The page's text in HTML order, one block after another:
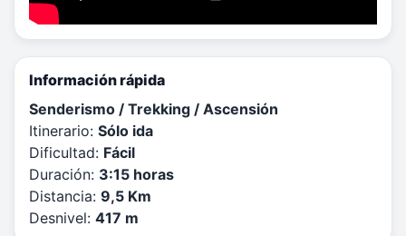
Información rápida
Senderismo / Trekking / Ascensión
Itinerario: Sólo ida
Dificultad: Fácil
Duración: 3:15 horas
Distancia: 9,5 Km
Desnivel: 417 m